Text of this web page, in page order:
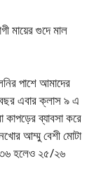
গুদে মাল
পাশে আমাদের
এবার ক্লাস ৯ এ
ব্যাবসা করে
আম্মু বেশী মোটা
৩৬ হলেও ২৫/২৬